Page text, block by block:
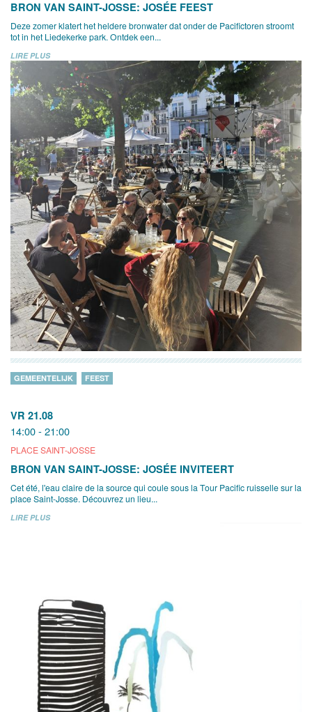
BRON VAN SAINT-JOSSE: JOSÉE FEEST
Deze zomer klatert het heldere bronwater dat onder de Pacifictoren stroomt
tot in het Liedekerke park. Ontdek een...
LIRE PLUS
VR 21.08
14:00 - 21:00
PLACE SAINT-JOSSE
GEMEENTELIJK FEEST
BRON VAN SAINT-JOSSE: JOSÉE INVITEERT
Cet été, l'eau claire de la source qui coule sous la Tour Pacific ruisselle sur la
place Saint-Josse. Découvrez un lieu...
LIRE PLUS